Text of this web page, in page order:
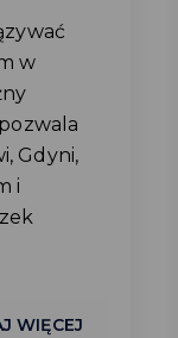
w
Gdyni,
i
WIĘCEJ